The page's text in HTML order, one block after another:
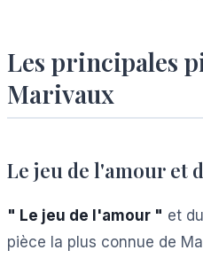
Les principales
Marivaux
Le jeu de l'amour et
" Le jeu de l'amour " et
pièce la plus connue de